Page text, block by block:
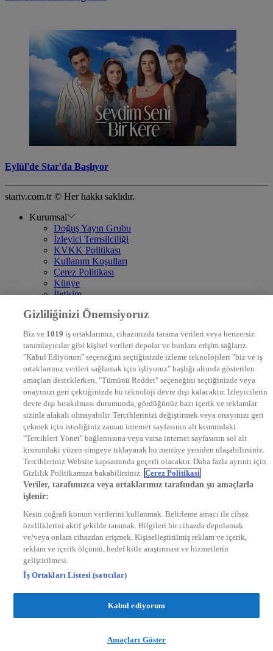
Eylül'de Star'da Başlıyor
startv.com.tr © Her hakkı saklıdır.
Kurumsal
Doğuş Yayın Grubu
İzleyici Temsilciliği
KVKK Politikası
Kullanım Koşulları
Çerez Politikası
Künye
İletişim
DYG Televizyonlar
STAR
EURO STAR
KRAL POP TV
DYG Radyolar
NTV RADYO
KRAL FM
KRAL POP
EKSEN
VOYAGE
DYG Dijital
ntv.com.tr
ntvspor.net
secim.ntv.com.tr
startv.com.tr
kralmuzik.com.tr
Gizliliğinizi Önemsiyoruz
Biz ve 1019 iş ortaklarımız, cihazınızda tarama verileri veya benzersiz
tanımlayıcılar gibi kişisel verileri depolar ve bunlara erişim sağlarız.
"Kabul Ediyorum" seçeneğini seçtiğinizde izleme teknolojileri "biz ve iş
ortaklarımız verileri sağlamak için işliyoruz" başlığı altında gösterilen
amaçları desteklerken, "Tümünü Reddet" seçeneğini seçtiğinizde veya
onayınızı geri çektiğinizde bu teknoloji devre dışı kalacaktır. İzleyicilerin
devre dışı bırakılması durumunda, gördüğünüz bazı içerik ve reklamlar
sizinle alakalı olmayabilir. Tercihlerinizi değiştirmek veya onayınızı geri
çekmek için istediğiniz zaman internet sayfasının alt kısmındaki
"Tercihleri Yönet" bağlantısına veya varsa internet sayfasının sol alt
kısmındaki yüzen simgeye tıklayarak bu menüye yeniden ulaşabilirsiniz.
Tercihleriniz Website kapsamında geçerli olacaktır. Daha fazla ayrıntı için
Gizlilik Politikamıza bakabilirsiniz. Çerez Politikasi
Veriler, tarafımızca veya ortaklarımız tarafından şu amaçlarla
işlenir:
Kesin coğrafi konum verilerini kullanmak. Belirleme amacı ile cihaz
özelliklerini aktif şekilde taramak. Bilgileri bir cihazda depolamak
ve/veya onlara cihazdan erişmek. Kişiselleştirilmiş reklam ve içerik,
reklam ve içerik ölçümü, hedef kitle araştırması ve hizmetlerin
geliştirilmesi.
İş Ortakları Listesi (satıcılar)
Kabul ediyorum
Amaçları Göster